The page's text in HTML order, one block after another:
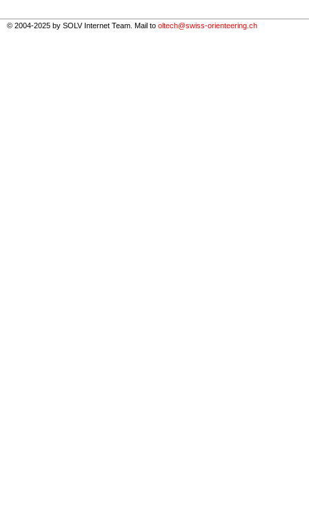
© 2004-2025 by SOLV Internet Team. Mail to oltech@swiss-orienteering.ch